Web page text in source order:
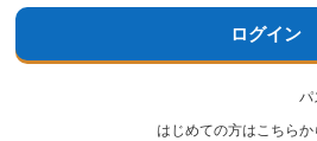
ログイン
パ
はじめての方はこちらか